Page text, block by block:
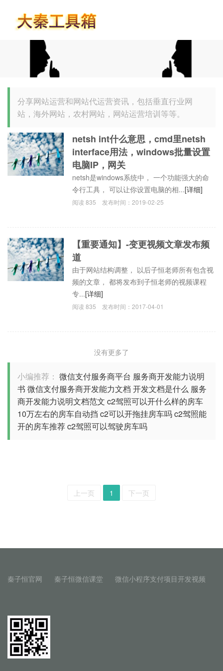
分享网站运营和网站代运营资讯，包括垂直行业网
站，海外网站，农村网站，网站运营培训等等。
netsh int什么意思，cmd里netsh
interface用法，windows批量设置
电脑IP，网关
netsh是windows系统中， 一个功能强大的命
令行工具， 可以让你设置电脑的相...[详细]
阅读835 发布时间：2019-02-25
【重要通知】-变更视频文章发布频
道
由于网站结构调整， 以后子恒老师所有包含视
频的文章， 都将发布到子恒老师的视频课程
专...[详细]
阅读835 发布时间：2017-04-01
没有更多了
小编推荐： 微信支付服务商平台 服务商开发能力说明
书 微信支付服务商开发能力文档 开发文档是什么 服务
商开发能力说明文档范文 c2驾照可以开什么样的房车
10万左右的房车自动挡 c2可以开拖挂房车吗c2驾照能
开的房车推荐c2驾照可以驾驶房车吗
上一页 1 下一页
秦子恒官网 秦子恒微信课堂 微信小程序支付项目开发视频